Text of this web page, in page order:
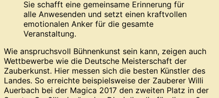
Sie schafft eine gemeinsame Erinnerung für
alle Anwesenden und setzt einen kraftvollen
emotionalen Anker für die gesamte
Veranstaltung.
Wie anspruchsvoll Bühnenkunst sein kann, zeigen auch
Wettbewerbe wie die Deutsche Meisterschaft der
Zauberkunst. Hier messen sich die besten Künstler des
Landes. So erreichte beispielsweise der Zauberer Willi
Auerbach bei der Magica 2017 den zweiten Platz in der